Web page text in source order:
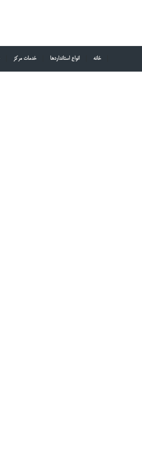
خانه انواع استانداردها خدمات مرکز